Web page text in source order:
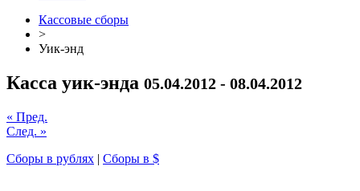
Кассовые сборы
>
Уик-энд
Касса уик-энда 05.04.2012 - 08.04.2012
« Пред.
След. »
Сборы в рублях | Сборы в $